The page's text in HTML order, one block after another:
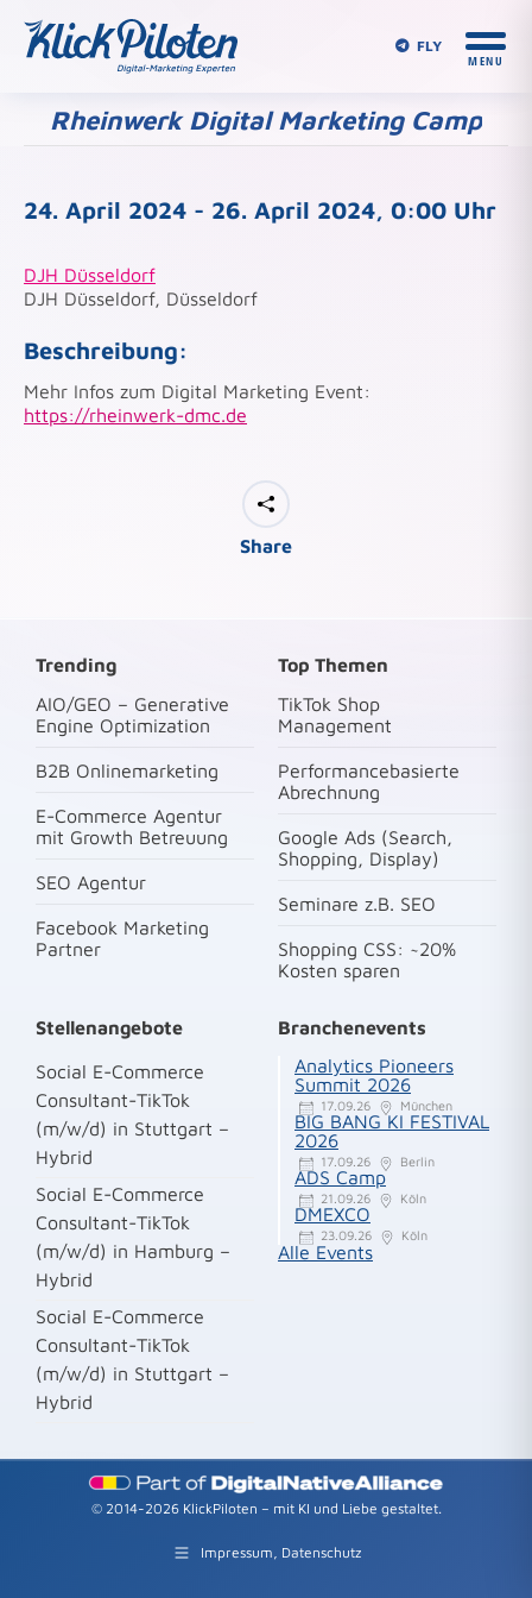
FLY
Rheinwerk Digital Marketing Camp
Du bist hier:
24. April 2024 - 26. April 2024, 0:00 Uhr
DJH Düsseldorf
DJH Düsseldorf, Düsseldorf
Beschreibung:
Mehr Infos zum Digital Marketing Event:
https://rheinwerk-dmc.de
Share
Trending
AIO/GEO – Generative
Engine Optimization
B2B Onlinemarketing
E-Commerce Agentur
mit Growth Betreuung
SEO Agentur
Facebook Marketing
Partner
Top Themen
TikTok Shop
Management
Performancebasierte
Abrechnung
Google Ads (Search,
Shopping, Display)
Seminare z.B. SEO
Shopping CSS: ~20%
Kosten sparen
Stellenangebote
Social E-Commerce
Consultant-TikTok
(m/w/d) in Stuttgart –
Hybrid
Social E-Commerce
Consultant-TikTok
(m/w/d) in Hamburg –
Hybrid
Social E-Commerce
Consultant-TikTok
(m/w/d) in Stuttgart –
Hybrid
Branchenevents
Analytics Pioneers
Summit 2026
17.09.26 München
BIG BANG KI FESTIVAL
2026
17.09.26 Berlin
ADS Camp
21.09.26 Köln
DMEXCO
23.09.26 Köln
Alle Events
© 2014-2026 KlickPiloten – mit KI und Liebe gestaltet.
Impressum, Datenschutz